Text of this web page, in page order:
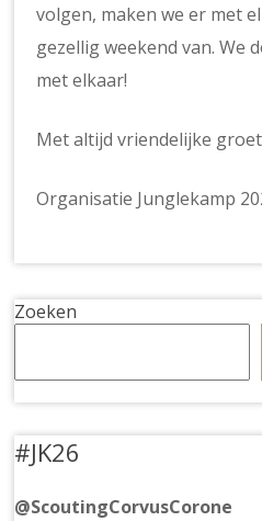
volgen, maken we er met
gezellig weekend van. We
met elkaar!
Met altijd vriendelijke
Organisatie Junglekamp
Zoeken
#JK26
@ScoutingCorvusCorone